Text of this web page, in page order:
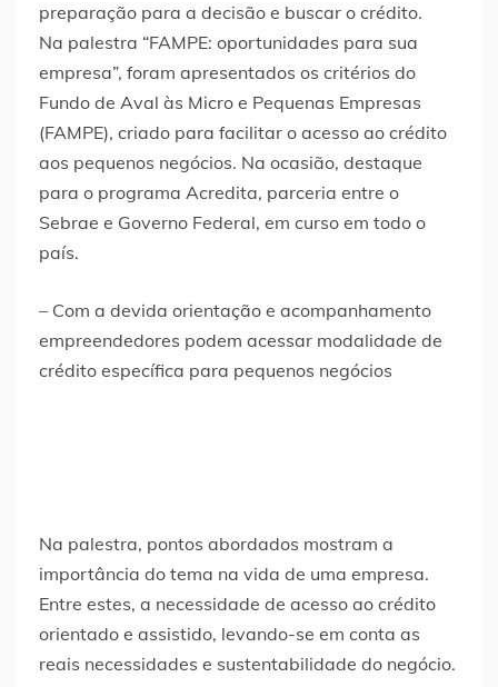
preparação para a decisão e buscar o crédito.
Na palestra “FAMPE: oportunidades para sua
empresa”, foram apresentados os critérios do
Fundo de Aval às Micro e Pequenas Empresas
(FAMPE), criado para facilitar o acesso ao crédito
aos pequenos negócios. Na ocasião, destaque
para o programa Acredita, parceria entre o
Sebrae e Governo Federal, em curso em todo o
país.
– Com a devida orientação e acompanhamento
empreendedores podem acessar modalidade de
crédito específica para pequenos negócios
Na palestra, pontos abordados mostram a
importância do tema na vida de uma empresa.
Entre estes, a necessidade de acesso ao crédito
orientado e assistido, levando-se em conta as
reais necessidades e sustentabilidade do negócio.